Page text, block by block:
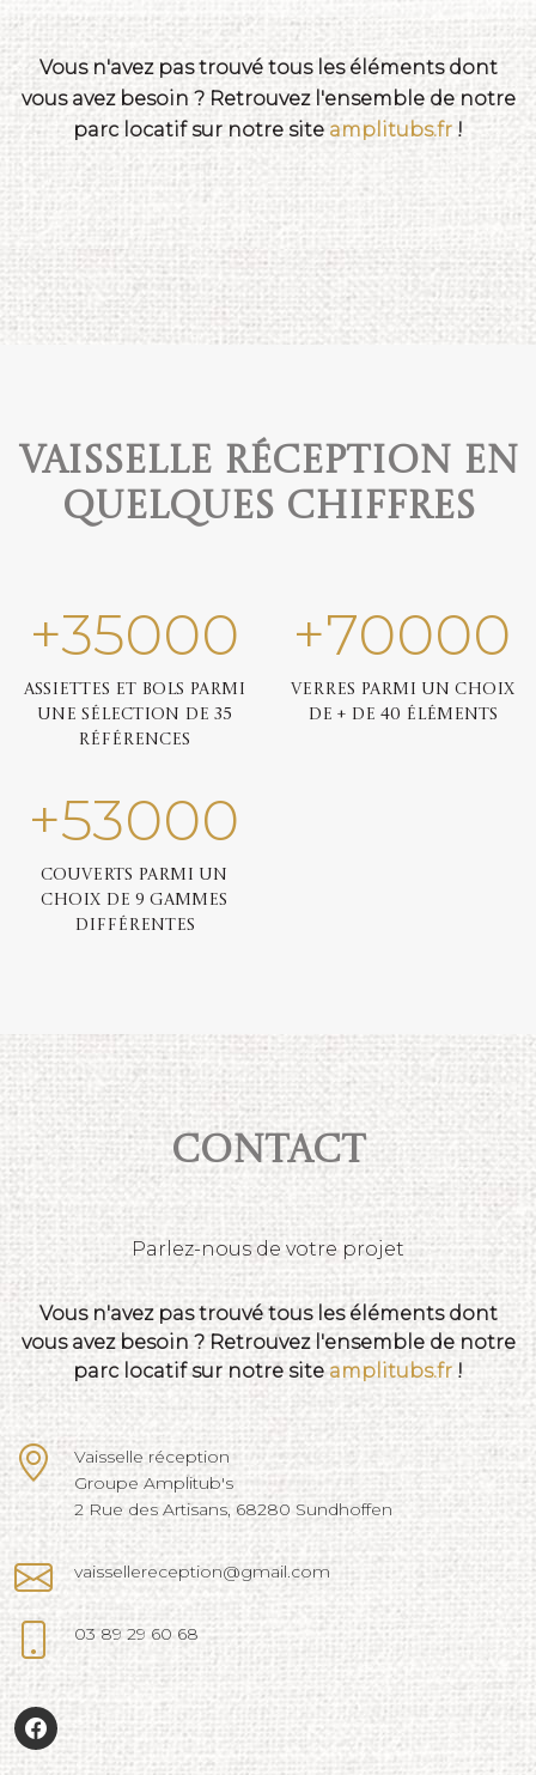
Vous n'avez pas trouvé tous les éléments dont
vous avez besoin ? Retrouvez l'ensemble de notre
parc locatif sur notre site amplitubs.fr !
Vaisselle réception en
quelques chiffres
+35000
Assiettes et bols parmi
une sélection de 35
références
+70000
Verres parmi un choix
de + de 40 éléments
+53000
Couverts parmi un
choix de 9 gammes
différentes
Contact
Parlez-nous de votre projet
Vous n'avez pas trouvé tous les éléments dont
vous avez besoin ? Retrouvez l'ensemble de notre
parc locatif sur notre site amplitubs.fr !
Vaisselle réception
Groupe Amplitub's
2 Rue des Artisans, 68280 Sundhoffen
vaissellereception@gmail.com
03 89 29 60 68